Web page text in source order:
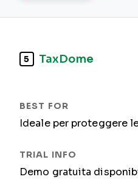
5 TaxDome
Ideale per proteggere
Demo gratuita